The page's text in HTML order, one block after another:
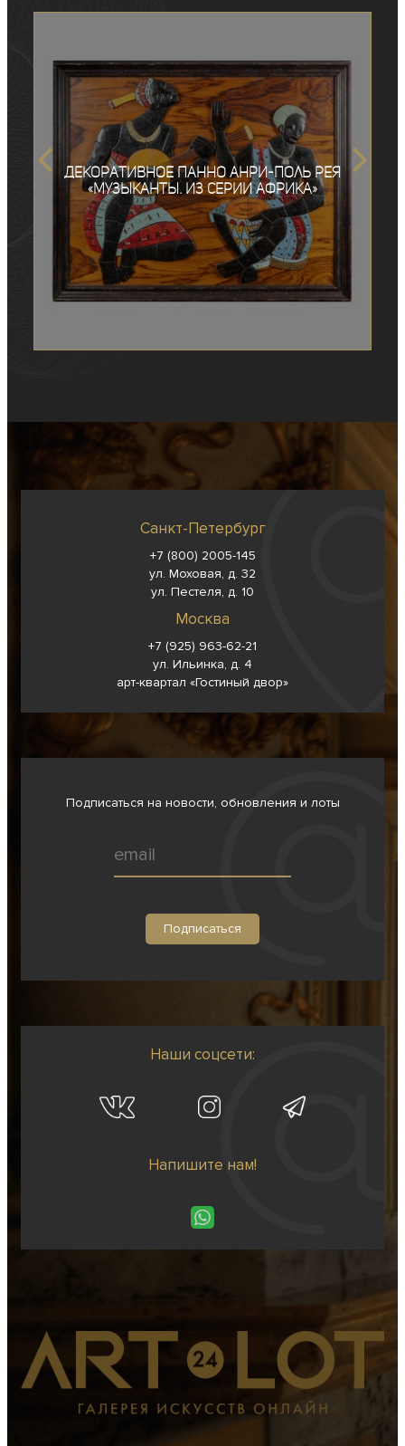
Декоративное панно Анри-Поль Рея
«Музыканты. Из серии Африка»
Санкт-Петербург
+7 (800) 2005-145
ул. Моховая, д. 32
ул. Пестеля, д. 10
Москва
+7 (925) 963-62-21
ул. Ильинка, д. 4
арт-квартал «Гостиный двор»
Подписаться на новости, обновления и лоты
Наши соцсети:
Напишите нам!